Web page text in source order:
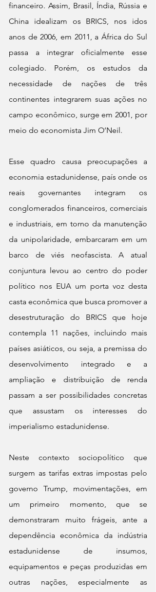
financeiro. Assim, Brasil, Índia, Rússia e
China idealizam os BRICS, nos idos
anos de 2006, em 2011, a África do Sul
passa a integrar oficialmente esse
colegiado. Porém, os estudos da
necessidade de nações de três
continentes integrarem suas ações no
campo econômico, surge em 2001, por
meio do economista Jim O’Neil.
Esse quadro causa preocupações a
economia estadunidense, país onde os
reais governantes integram os
conglomerados financeiros, comerciais
e industriais, em torno da manutenção
da unipolaridade, embarcaram em um
barco de viés neofascista. A atual
conjuntura levou ao centro do poder
político nos EUA um porta voz desta
casta econômica que busca promover a
desestruturação do BRICS que hoje
contempla 11 nações, incluindo mais
países asiáticos, ou seja, a premissa do
desenvolvimento integrado e a
ampliação e distribuição de renda
passam a ser possibilidades concretas
que assustam os interesses do
imperialismo estadunidense.
Neste contexto sociopolítico que
surgem as tarifas extras impostas pelo
governo Trump, movimentações, em
um primeiro momento, que se
demonstraram muito frágeis, ante a
dependência econômica da indústria
estadunidense de insumos,
equipamentos e peças produzidas em
outras nações, especialmente as